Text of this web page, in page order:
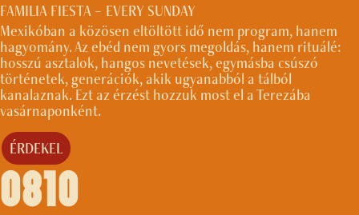
FAMILIA FIESTA – EVERY SUNDAY
Mexikóban a közösen eltöltött idő nem program, hanem
hagyomány. Az ebéd nem gyors megoldás, hanem rituálé:
hosszú asztalok, hangos nevetések, egymásba csúszó
történetek, generációk, akik ugyanabból a tálból
kanalaznak. Ezt az érzést hozzuk most el a Terezába
vasárnaponként.
ÉRDEKEL
0810